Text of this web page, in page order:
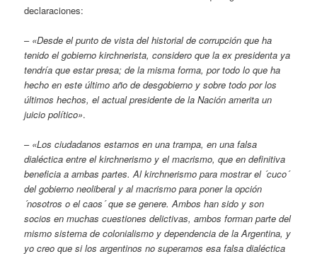
declaraciones:
– «Desde el punto de vista del historial de corrupción que ha
tenido el gobierno kirchnerista, considero que la ex presidenta ya
tendría que estar presa; de la misma forma, por todo lo que ha
hecho en este último año de desgobierno y sobre todo por los
últimos hechos, el actual presidente de la Nación amerita un
juicio político».
– «Los ciudadanos estamos en una trampa, en una falsa
dialéctica entre el kirchnerismo y el macrismo, que en definitiva
beneficia a ambas partes. Al kirchnerismo para mostrar el ´cuco´
del gobierno neoliberal y al macrismo para poner la opción
´nosotros o el caos´ que se genere. Ambos han sido y son
socios en muchas cuestiones delictivas, ambos forman parte del
mismo sistema de colonialismo y dependencia de la Argentina, y
yo creo que si los argentinos no superamos esa falsa dialéctica